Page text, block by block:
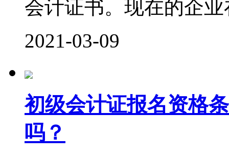
会计证书。现在的企
2021-03-09
初级会计证报名资格
吗？